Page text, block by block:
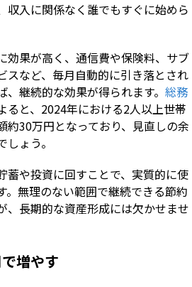
収入に関係なく誰でもすぐに始めら
効果が高く、通信費や保険料、サブ
スなど、毎月自動的に引き落とされ
継続的な効果が得られます。 総務
ると、2024年における2人以上世帯
約30万円となっており、見直しの余
ょう。
蓄や投資に回すことで、実質的に使
。無理のない範囲で継続できる節約
、長期的な資産形成には欠かせませ
増やす